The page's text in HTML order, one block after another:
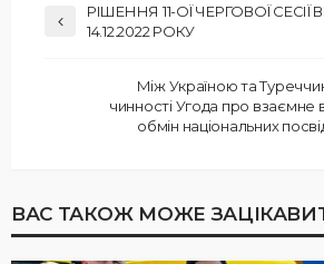
РІШЕННЯ 11-ОЇ ЧЕРГОВОЇ СЕСІЇ
14.12.2022 РОКУ
Між Україною та
чинності Угода про взаємне
обмін національних
ВАС ТАКОЖ МОЖЕ